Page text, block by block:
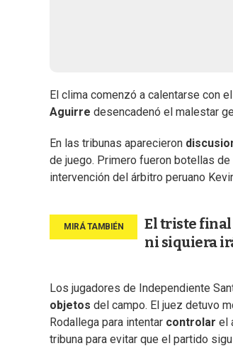
El clima comenzó a calentarse con
Aguirre desencadenó el malestar
En las tribunas aparecieron
de juego. Primero fueron botellas
intervención del árbitro peruano
El triste final
ni siquiera
Los jugadores de Independiente
objetos del campo. El juez detuvo
Rodallega para intentar controlar el
tribuna para evitar que el partido